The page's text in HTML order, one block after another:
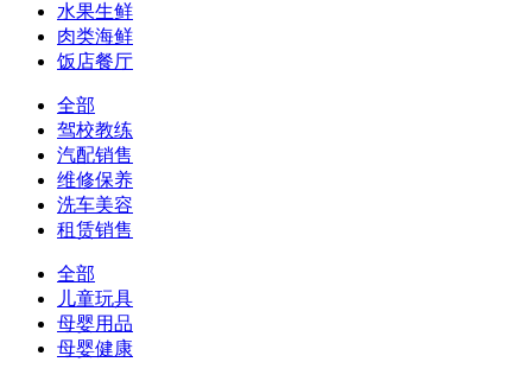
水果生鲜
肉类海鲜
饭店餐厅
全部
驾校教练
汽配销售
维修保养
洗车美容
租赁销售
全部
儿童玩具
母婴用品
母婴健康